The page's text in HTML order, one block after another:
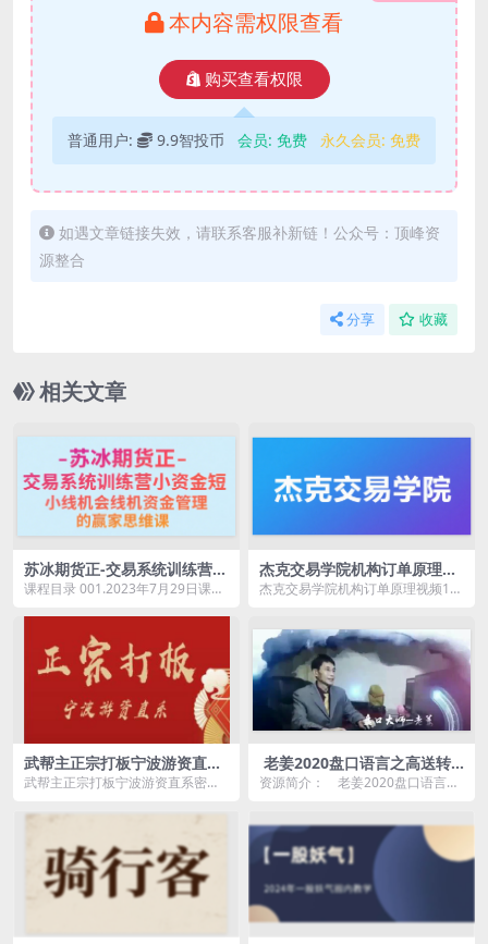
本内容需权限查看
购买查看权限
普通用户: 9.9智投币 会员: 免费 永久会员: 免费
如遇文章链接失效，请联系客服补新链！公众号：顶峰资
源整合
分享 收藏
相关文章
苏冰期货正-交易系统训练营小
资金短线机会资金管理赢家思
课程目录 001.2023年7月29日课程
杰克交易学院机构订单原理视
频10集+杰克交易学院机构订
杰克交易学院机构订单原理视频10
武帮主正宗打板宁波游资直系
密训课，涨停板敢死队原理全
武帮主正宗打板宁波游资直系密训
简介： ...
老姜2020盘口语言之高送转
战法 1视频
资源简介： 老姜2020盘口语言之